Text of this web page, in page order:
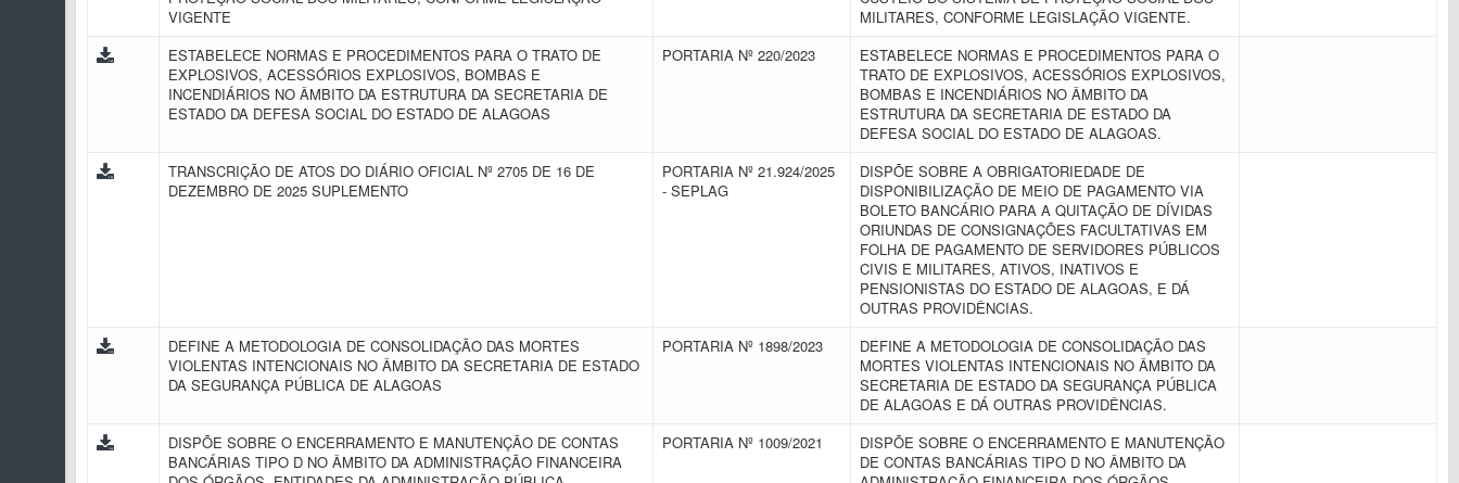
VIGENTE
MILITARES, CONFORME LEGISLAÇÃO VIGENTE.
ESTABELECE NORMAS E PROCEDIMENTOS PARA O TRATO DE
EXPLOSIVOS, ACESSÓRIOS EXPLOSIVOS, BOMBAS E
INCENDIÁRIOS NO ÂMBITO DA ESTRUTURA DA SECRETARIA DE
ESTADO DA DEFESA SOCIAL DO ESTADO DE ALAGOAS
PORTARIA Nº 220/2023
ESTABELECE NORMAS E PROCEDIMENTOS PARA O
TRATO DE EXPLOSIVOS, ACESSÓRIOS EXPLOSIVOS,
BOMBAS E INCENDIÁRIOS NO ÂMBITO DA
ESTRUTURA DA SECRETARIA DE ESTADO DA
DEFESA SOCIAL DO ESTADO DE ALAGOAS.
TRANSCRIÇÃO DE ATOS DO DIÁRIO OFICIAL Nº 2705 DE 16 DE
DEZEMBRO DE 2025 SUPLEMENTO
PORTARIA Nº 21.924/2025
- SEPLAG
DISPÕE SOBRE A OBRIGATORIEDADE DE
DISPONIBILIZAÇÃO DE MEIO DE PAGAMENTO VIA
BOLETO BANCÁRIO PARA A QUITAÇÃO DE DÍVIDAS
ORIUNDAS DE CONSIGNAÇÕES FACULTATIVAS EM
FOLHA DE PAGAMENTO DE SERVIDORES PÚBLICOS
CIVIS E MILITARES, ATIVOS, INATIVOS E
PENSIONISTAS DO ESTADO DE ALAGOAS, E DÁ
OUTRAS PROVIDÊNCIAS.
DEFINE A METODOLOGIA DE CONSOLIDAÇÃO DAS MORTES
VIOLENTAS INTENCIONAIS NO ÂMBITO DA SECRETARIA DE ESTADO
DA SEGURANÇA PÚBLICA DE ALAGOAS
PORTARIA Nº 1898/2023
DEFINE A METODOLOGIA DE CONSOLIDAÇÃO DAS
MORTES VIOLENTAS INTENCIONAIS NO ÂMBITO DA
SECRETARIA DE ESTADO DA SEGURANÇA PÚBLICA
DE ALAGOAS E DÁ OUTRAS PROVIDÊNCIAS.
DISPÕE SOBRE O ENCERRAMENTO E MANUTENÇÃO DE CONTAS
BANCÁRIAS TIPO D NO ÂMBITO DA ADMINISTRAÇÃO FINANCEIRA
PORTARIA Nº 1009/2021
DISPÕE SOBRE O ENCERRAMENTO E MANUTENÇÃO
DE CONTAS BANCÁRIAS TIPO D NO ÂMBITO DA